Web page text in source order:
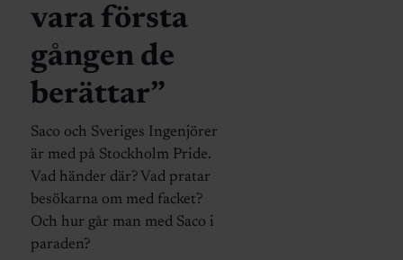
vara första
gången de
berättar”
Saco och Sveriges Ingenjörer
är med på Stockholm Pride.
Vad händer där? Vad pratar
besökarna om med facket?
Och hur går man med Saco i
paraden?